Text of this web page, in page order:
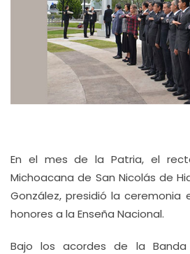
En el mes de la Patria, el
Michoacana de San Nicolás de
González, presidió la ceremonia
honores a la Enseña Nacional.
Bajo los acordes de la Banda